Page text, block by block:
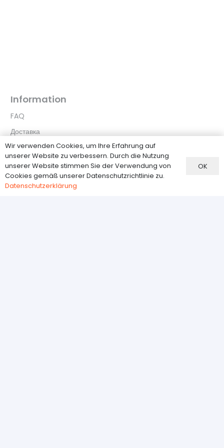
Information
FAQ
Доставка
Zahlungsmethoden
Widerrufsbelehrung
Datenschutzerklärung
Wir verwenden Cookies, um Ihre Erfahrung auf
unserer Website zu verbessern. Durch die Nutzung
unserer Website stimmen Sie der Verwendung von
Cookies gemäß unserer Datenschutzrichtlinie zu.
Datenschutzerklärung
OK